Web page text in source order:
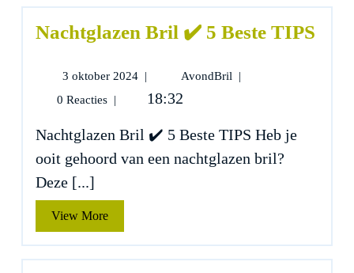
Nachtglazen Bril ✔️ 5 Beste TIPS
3 oktober 2024 3
2024
| AvondBril
Nachtglazen
Beste
TIPS
|
0 Reacties | 18:32
Nachtglazen Bril ✔️ 5 Beste TIPS Heb je
ooit gehoord van een nachtglazen bril?
Deze [...]
View MoreView
More